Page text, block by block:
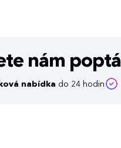
nám
nabídka do 24 hodin